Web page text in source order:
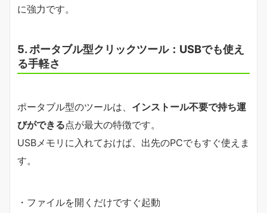
に強力です。
5. ポータブル型クリックツール：USBでも使え
る手軽さ
ポータブル型のツールは、 インストール不要で持ち運
びができる点が最大の特徴です。
USBメモリに入れておけば、出先のPCでもすぐ使えま
す。
・ファイルを開くだけですぐ起動